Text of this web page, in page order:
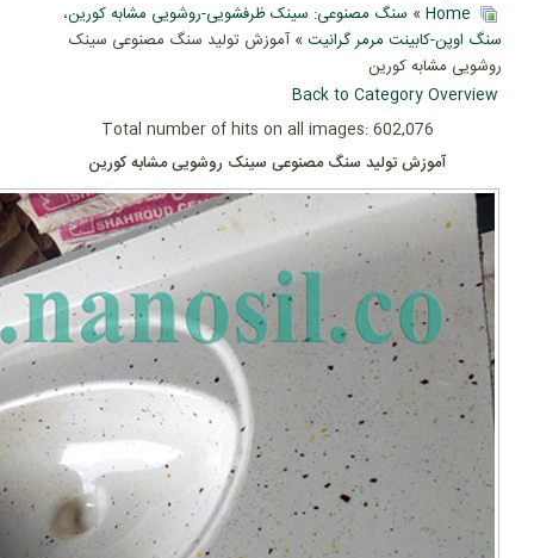
Home
» سنگ مصنوعی: سینک ظرفشویی-روشویی مشابه کورین،
سنگ اوپن-کابینت مرمر گرانیت» آموزش تولید سنگ مصنوعی سینک
روشویی مشابه کورین
Back to Category Overview
Total number of hits on all images: 602,076
آموزش تولید سنگ مصنوعی سینک روشویی مشابه کورین